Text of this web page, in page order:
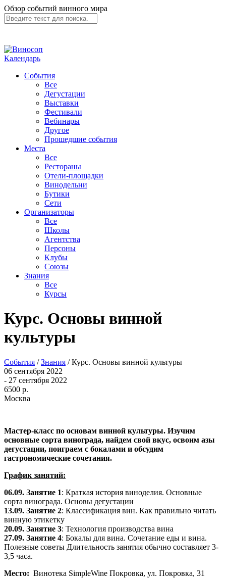
Обзор событий винного мира
Календарь
События
Все
Дегустации
Выставки
Фестивали
Вебинары
Другое
Прошедшие события
Места
Все
Рестораны
Отели-площадки
Винодельни
Бутики
Сети
Организаторы
Все
Школы
Агентства
Персоны
Клубы
Союзы
Знания
Все
Курсы
Курс. Основы винной
культуры
События /Знания /Курс. Основы винной культуры
06 сентября 2022
- 27 сентября 2022
6500 р.
Москва
Мастер-класс по основам винной культуры. Изучим
основные сорта винограда, найдем свой вкус, освоим азы
дегустации, поиграем с бокалами и обсудим
гастрономические сочетания.
График занятий:
06.09. Занятие 1: Краткая история виноделия. Основные
сорта винограда. Основы дегустации
13.09. Занятие 2: Классификация вин. Как правильно читать
винную этикетку
20.09. Занятие 3: Технология производства вина
27.09. Занятие 4: Бокалы для вина. Сочетание еды и вина.
Полезные советы Длительность занятия обычно составляет 3-
3,5 часа.
Место: Винотека SimpleWine Покровка, ул. Покровка, 31